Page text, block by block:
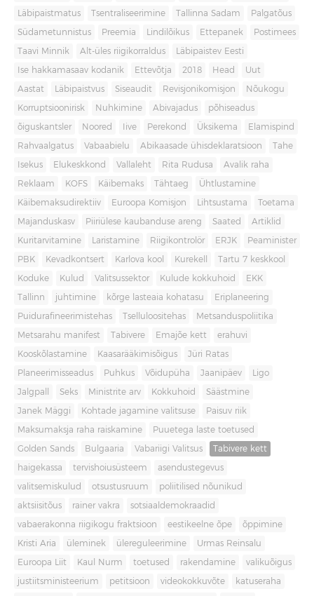
Läbipaistmatus Tsentraliseerimine Tallinna Sadam Palgatõus
Südametunnistus Preemia Lindilõikus Ettepanek Postimees
Taavi Minnik Alt-üles riigikorraldus Läbipaistev Eesti
Ise hakkamasaav kodanik Ettevõtja 2018 Head Uut
Aastat Läbipaistvus Siseaudit Revisjonikomisjon Nõukogu
Korruptsioonirisk Nuhkimine Abivajadus põhiseadus
õiguskantsler Noored Iive Perekond Üksikema Elamispind
Rahvaalgatus Vabaabielu Abikaasade ühisdeklaratsioon Tahe
Isekus Elukeskkond Vallaleht Rita Rudusa Avalik raha
Reklaam KOFS Käibemaks Tähtaeg Ühtlustamine
Käibemaksudirektiiv Euroopa Komisjon Lihtsustama Toetama
Majanduskasv Piiriülese kaubanduse areng Saated Artiklid
Kuritarvitamine Laristamine Riigikontrolör ERJK Peaminister
PBK Kevadkontsert Karlova kool Kurekell Tartu 7 keskkool
Koduke Kulud Valitsussektor Kulude kokkuhoid EKK
Tallinn juhtimine kõrge lasteaia kohatasu Eriplaneering
Puidurafineerimistehas Tselluloositehas Metsanduspoliitika
Metsarahu manifest Tabivere Emajõe kett erahuvi
Kooskõlastamine Kaasarääkimisõigus Jüri Ratas
Planeerimisseadus Puhkus Võidupüha Jaanipäev Ligo
Jalgpall Seks Ministrite arv Kokkuhoid Säästmine
Janek Mäggi Kohtade jagamine valitsuse Paisuv riik
Maksumaksja raha raiskamine Puuetega laste toetused
Golden Sands Bulgaaria Vabariigi Valitsus Tabivere kett
haigekassa tervishoiusüsteem asendustegevus
valitsemiskulud otsustusruum poliitilised nõunikud
aktsiisitõus rainer vakra sotsiaaldemokraadid
vabaerakonna riigikogu fraktsioon eestikeelne õpe õppimine
Kristi Aria üleminek ülereguleerimine Urmas Reinsalu
Euroopa Liit Kaul Nurm toetused rakendamine valikuõigus
justiitsministeerium petitsioon videokokkuvõte katuseraha